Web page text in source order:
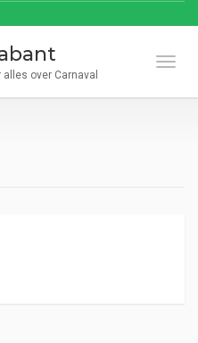
over Carnaval